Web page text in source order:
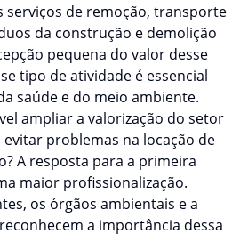
serviços de remoção, transporte
da construção e demolição
pequena do valor desse
tipo de atividade é essencial
saúde e do meio ambiente.
ampliar a valorização do setor
problemas na locação de
A resposta para a primeira
maior profissionalização.
os órgãos ambientais e a
a importância dessa